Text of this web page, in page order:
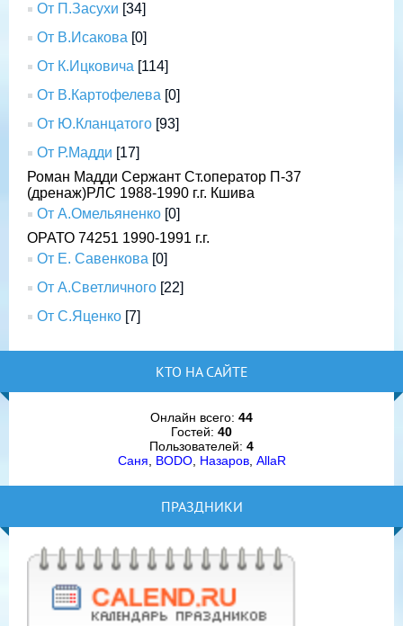
От П.Засухи [34]
От В.Исакова [0]
От К.Ицковича [114]
От В.Картофелева [0]
От Ю.Кланцатого [93]
От Р.Мадди [17]
Роман Мадди Сержант Ст.оператор П-37
(дренаж)РЛС 1988-1990 г.г. Кшива
От А.Омельяненко [0]
ОРАТО 74251 1990-1991 г.г.
От Е. Савенкова [0]
От А.Светличного [22]
От С.Яценко [7]
КТО НА САЙТЕ
Онлайн всего: 44
Гостей: 40
Пользователей: 4
Саня
BODO, Назаров, AllaR
ПРАЗДНИКИ